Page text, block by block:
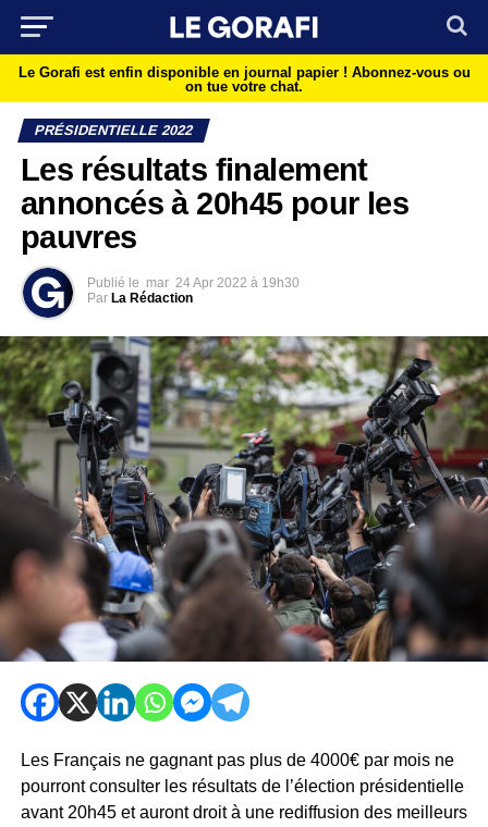
Le Gorafi est enfin disponible en journal papier ! Abonnez-vous ou
on tue votre chat.
PRÉSIDENTIELLE 2022
Les résultats finalement
annoncés à 20h45 pour les
pauvres
Publié le mar 24 Apr 2022 à 19h30
Par La Rédaction
Les Français ne gagnant pas plus de 4000€ par mois ne
pourront consulter les résultats de l’élection présidentielle
avant 20h45 et auront droit à une rediffusion des meilleurs